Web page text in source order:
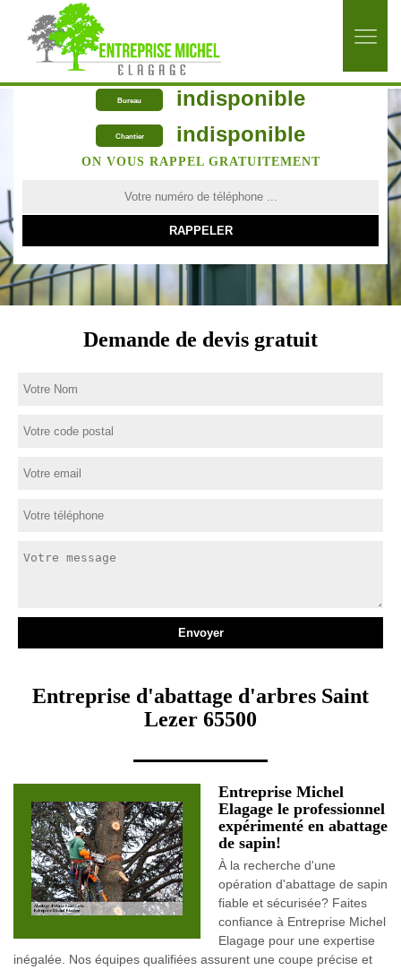
Bureau indisponible
Chantier indisponible
ON VOUS RAPPEL GRATUITEMENT
Demande de devis gratuit
Entreprise d'abattage d'arbres Saint
Lezer 65500
Entreprise Michel
Elagage le professionnel
expérimenté en abattage
de sapin!
À la recherche d'une
opération d'abattage de sapin
fiable et sécurisée? Faites
confiance à Entreprise Michel
Elagage pour une expertise
inégalée. Nos équipes qualifiées assurent une coupe précise et